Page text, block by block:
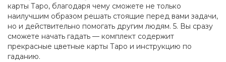
карты Таро, благодаря чему сможете не только
наилучшим образом решать стоящие перед вами задачи,
но и действительно помогать другим людям. 5. Вы сразу
сможете начать гадать — комплект содержит
прекрасные цветные карты Таро и инструкцию по
гаданию.